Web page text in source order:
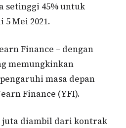
setinggi 45% untuk
5 Mei 2021.
Finance – dengan
memungkinkan
masa depan
Finance (YFI).
juta diambil dari kontrak